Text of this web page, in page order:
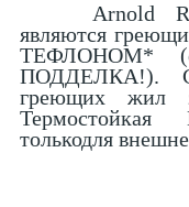
Arnold
являются
ТЕФЛОНОМ*
ПОДДЕЛКА!).
греющих жил
толькодля